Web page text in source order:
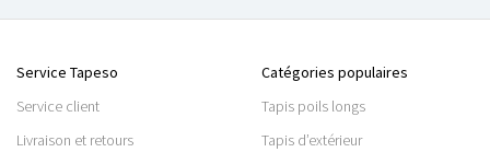
Service Tapeso
Service client
Livraison et retours
Catégories populaires
Tapis poils longs
Tapis d’extérieur